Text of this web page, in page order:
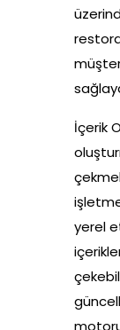
İçerik
yerel